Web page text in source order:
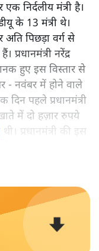
निर्दलीय मंत्री है।
के 13 मंत्री थे।
अति पिछड़ा वर्ग से
प्रधानमंत्री नरेंद्र
हुए इस विस्तार से
- नवंबर में होने वाले
पहले प्रधानमंत्री
में दो हज़ार रुपये
प्रधानमंत्री की इस